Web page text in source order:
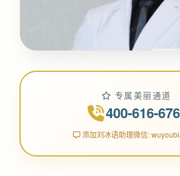
专属美丽通道
400-616-
添加刘冰语助理微信: